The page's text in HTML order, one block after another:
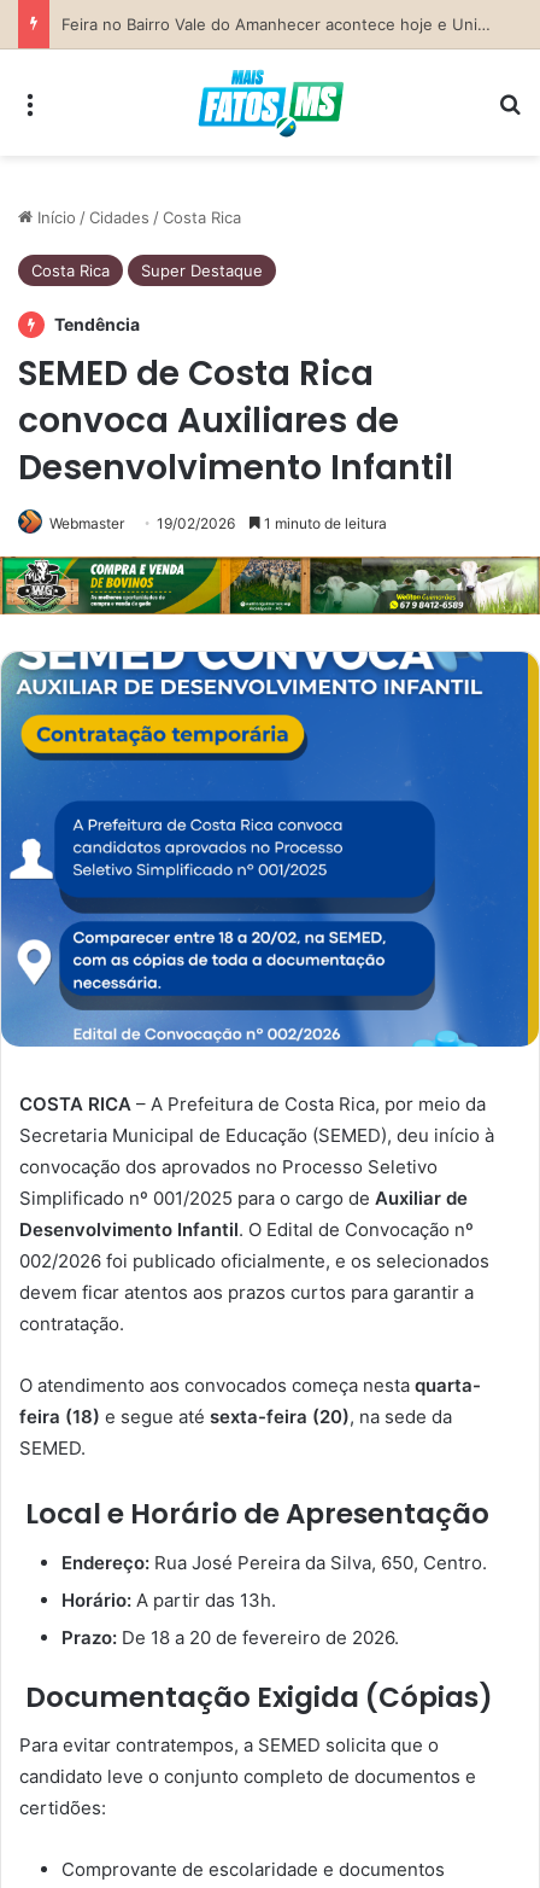
Previsão do Tempo para Costa Rica nesta sexta-feira (7)
Início /Cidades /Costa Rica
Costa Rica Super Destaque
Tendência
SEMED de Costa Rica
convoca Auxiliares de
Desenvolvimento Infantil
Webmaster 19/02/2026 1 minuto de leitura
COSTA RICA – A Prefeitura de Costa Rica, por meio da
Secretaria Municipal de Educação (SEMED), deu início à
convocação dos aprovados no Processo Seletivo
Simplificado nº 001/2025 para o cargo de Auxiliar de
Desenvolvimento Infantil. O Edital de Convocação nº
002/2026 foi publicado oficialmente, e os selecionados
devem ficar atentos aos prazos curtos para garantir a
contratação.
O atendimento aos convocados começa nesta quarta-
feira (18) e segue até sexta-feira (20), na sede da
SEMED.
Local e Horário de Apresentação
Endereço: Rua José Pereira da Silva, 650, Centro.
Horário: A partir das 13h.
Prazo: De 18 a 20 de fevereiro de 2026.
Documentação Exigida (Cópias)
Para evitar contratempos, a SEMED solicita que o
candidato leve o conjunto completo de documentos e
certidões:
Comprovante de escolaridade e documentos